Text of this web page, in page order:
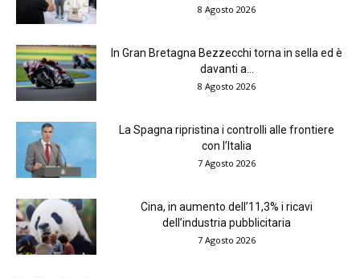
8 Agosto 2026
In Gran Bretagna Bezzecchi torna in sella ed è
davanti a...
8 Agosto 2026
La Spagna ripristina i controlli alle frontiere
con l’Italia
7 Agosto 2026
Cina, in aumento dell’11,3% i ricavi
dell’industria pubblicitaria
7 Agosto 2026